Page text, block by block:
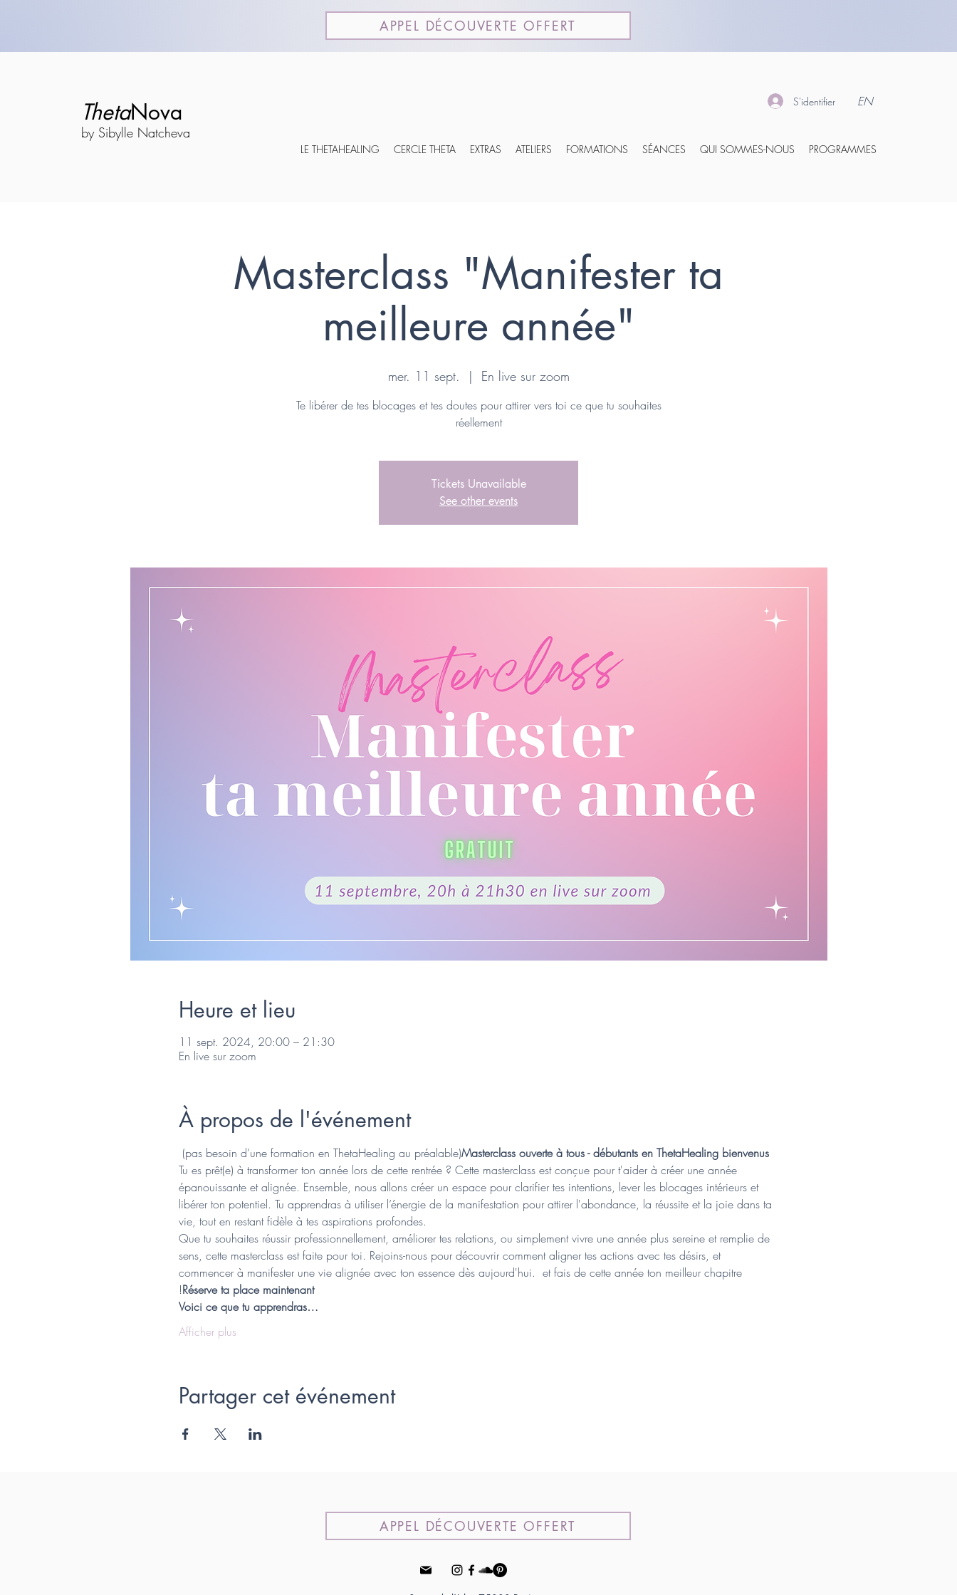
APPEL DÉCOUVERTE OFFERT
ThetaNova
by Sibylle Natcheva
S'identifier EN
LE THETAHEALING CERCLE THETA EXTRAS ATELIERS FORMATIONS SÉANCES QUI SOMMES-NOUS PROGRAMMES
Masterclass "Manifester ta
meilleure année"
mer. 11 sept.
  |
En live sur zoom
Te libérer de tes blocages et tes doutes pour attirer vers toi ce que tu souhaites
réellement
Tickets Unavailable
See other events
Heure et lieu
11 sept. 2024, 20:00 – 21:30
En live sur zoom
À propos de l'événement
(pas besoin d’une formation en ThetaHealing au préalable)Masterclass ouverte à tous - débutants en ThetaHealing bienvenus
Tu es prêt(e) à transformer ton année lors de cette rentrée ? Cette masterclass est conçue pour t'aider à créer une année
épanouissante et alignée. Ensemble, nous allons créer un espace pour clarifier tes intentions, lever les blocages intérieurs et
libérer ton potentiel. Tu apprendras à utiliser l’énergie de la manifestation pour attirer l'abondance, la réussite et la joie dans ta
vie, tout en restant fidèle à tes aspirations profondes.
Que tu souhaites réussir professionnellement, améliorer tes relations, ou simplement vivre une année plus sereine et remplie de
sens, cette masterclass est faite pour toi. Rejoins-nous pour découvrir comment aligner tes actions avec tes désirs, et
commencer à manifester une vie alignée avec ton essence dès aujourd'hui. et fais de cette année ton meilleur chapitre
!Réserve ta place maintenant
Voici ce que tu apprendras…
Afficher plus
Partager cet événement
APPEL DÉCOUVERTE OFFERT